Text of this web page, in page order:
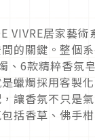
VIVRE居家藝
的關鍵。整個
、6款精粹香氛
蠟燭採用客製
讓香氛不只是
括香草、佛手